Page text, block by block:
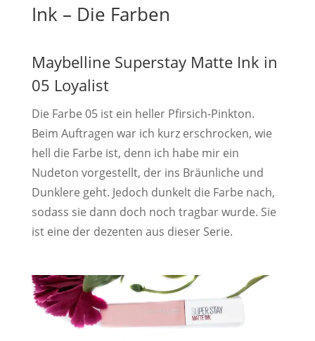
Ink – Die Farben
Maybelline Superstay Matte Ink in
05 Loyalist
Die Farbe 05 ist ein heller Pfirsich-Pinkton.
Beim Auftragen war ich kurz erschrocken, wie
hell die Farbe ist, denn ich habe mir ein
Nudeton vorgestellt, der ins Bräunliche und
Dunklere geht. Jedoch dunkelt die Farbe nach,
sodass sie dann doch noch tragbar wurde. Sie
ist eine der dezenten aus dieser Serie.